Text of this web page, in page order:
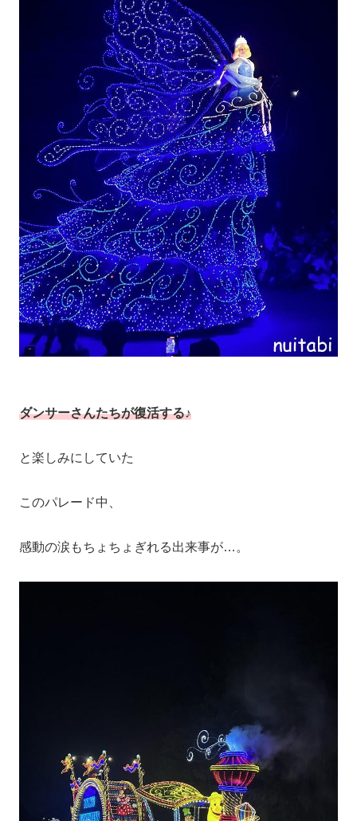
ダンサーさんたちが復活する♪
と楽しみにしていた
このパレード中、
感動の涙もちょちょぎれる出来事が…。